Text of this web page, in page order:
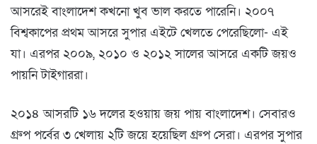
আসরেই বাংলাদেশ কখনো খুব ভাল করতে পারেনি। ২০০৭
বিশ্বকাপের প্রথম আসরে সুপার এইটে খেলতে পেরেছিলো- এই
যা। এরপর ২০০৯, ২০১০ ও ২০১২ সালের আসরে একটি জয়ও
পায়নি টাইগাররা।
২০১৪ আসরটি ১৬ দলের হওয়ায় জয় পায় বাংলাদেশ। সেবারও
গ্রুপ পর্বের ৩ খেলায় ২টি জয়ে হয়েছিল গ্রুপ সেরা। এরপর সুপার